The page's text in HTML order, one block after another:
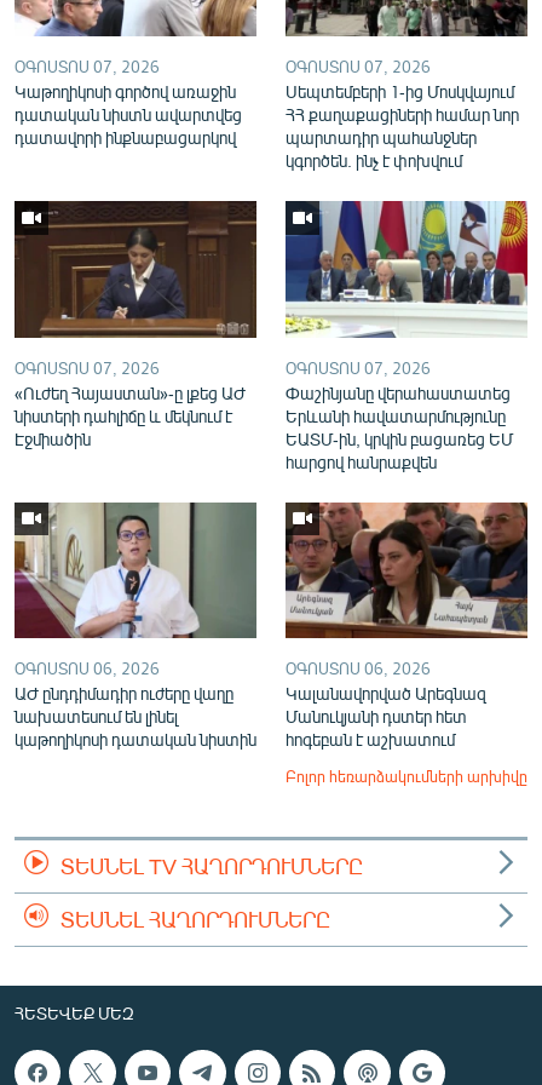
English
Русский
ՀԵՏԵՎԵՔ ՄԵԶ
«Ազատության» բոլոր կայքերը
ՕԳՈՍՏՈՍ 07, 2026
Կաթողիկոսի գործով առաջին
դատական նիստն ավարտվեց
դատավորի ինքնաբացարկով
ՕԳՈՍՏՈՍ 07, 2026
Սեպտեմբերի 1-ից Մոսկվայում
ՀՀ քաղաքացիների համար նոր
պարտադիր պահանջներ
կգործեն. ինչ է փոխվում
ՕԳՈՍՏՈՍ 07, 2026
«Ուժեղ Հայաստան»-ը լքեց ԱԺ
նիստերի դահլիճը և մեկնում է
Էջմիածին
ՕԳՈՍՏՈՍ 07, 2026
Փաշինյանը վերահաստատեց
Երևանի հավատարմությունը
ԵԱՏՄ-ին, կրկին բացառեց ԵՄ
հարցով հանրաքվեն
ՕԳՈՍՏՈՍ 06, 2026
ԱԺ ընդդիմադիր ուժերը վաղը
նախատեսում են լինել
կաթողիկոսի դատական նիստին
ՕԳՈՍՏՈՍ 06, 2026
Կալանավորված Արեգնազ
Մանուկյանի դստեր հետ
հոգեբան է աշխատում
Բոլոր հեռարձակումների արխիվը
ՏԵՍՆԵԼ TV ՀԱՂՈՐԴՈՒՄՆԵՐԸ
ՏԵՍՆԵԼ ՀԱՂՈՐԴՈՒՄՆԵՐԸ
ՀԵՏԵՎԵՔ ՄԵԶ